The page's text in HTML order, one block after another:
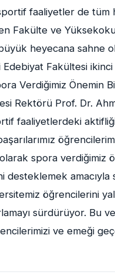
faaliyetler de tüm
Fakülte ve
heyecana sahne
Fakültesi
Verdiğimiz Önemin
Rektörü Prof. Dr.
faaliyetlerdeki
olarak spora verdiğimiz
amacıyla
öğrencilerini
sürdürüyor. Bu
ve emeği